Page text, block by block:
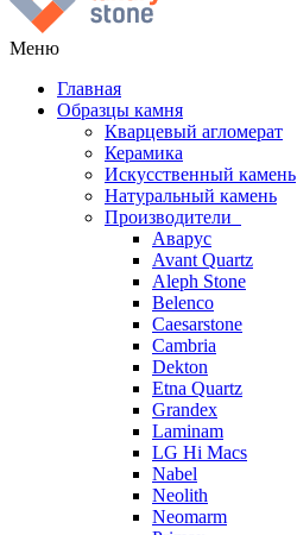
Меню
Главная
Образцы камня
Кварцевый агломерат
Керамика
Искусственный камень
Натуральный камень
Производители
Аварус
Avant Quartz
Aleph Stone
Belenco
Caesarstone
Cambria
Dekton
Etna Quartz
Grandex
Laminam
LG Hi Macs
Nabel
Neolith
Neomarm